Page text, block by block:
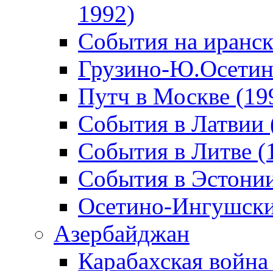
1992)
События на
Грузино-
Путч в Москве
События в Латвии
События в Литве
События в
Осетино-
Азербайджан
Карабахская